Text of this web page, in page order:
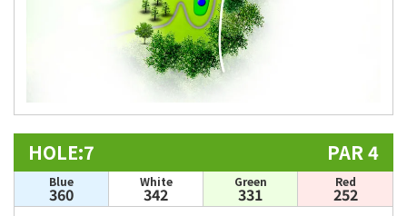
HOLE:7 PAR 4
Blue
360
White
342
Green
331
Red
252